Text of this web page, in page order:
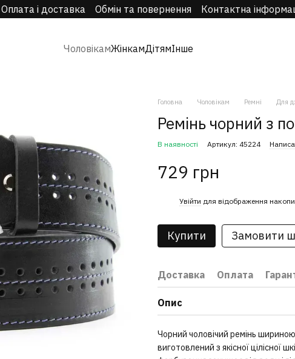
Оплата і доставка Обмін та повернення Контактна
ЧоловікамЖінкамДітямІнше
Головна Чоловікам Ремні Для
Ремінь чорний з
В наявності Артикул: 45224
729 грн
Увійти для відображення
Купити Замовити
Доставка Оплата
Опис
Чорний чоловічий ремінь
виготовлений з якісної цілісної